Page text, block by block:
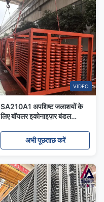
VIDEO
SA210A1 अपशिष्ट जलाशयों के
लिए बॉयलर इकोनाइज़र बंडल
अभी पूछताछ करें